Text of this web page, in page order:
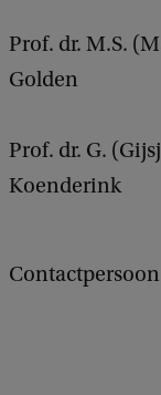
Prof. dr. M.S.
Golden
Prof. dr. G.